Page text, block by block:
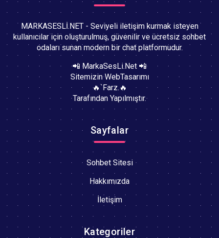
MARKASESLİ.NET - Seviyeli iletişim kurmak isteyen
kullanıcılar için oluşturulmuş, güvenilir ve ücretsiz sohbet
odaları sunan modern bir chat platformudur.
📲 MarkaSesLi.Net 📲
Sitemizin WebTasarımı
🔥`Farz.🔥
Tarafından Yapılmıştır.
Sayfalar
Sohbet Sitesi
Hakkımızda
İletişim
Kategoriler